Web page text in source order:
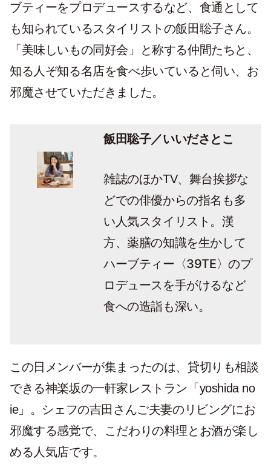
ブティーをプロデュースするなど、食通として
も知られているスタイリストの飯田聡子さん。
「美味しいもの同好会」と称する仲間たちと、
知る人ぞ知る名店を食べ歩いていると伺い、お
邪魔させていただきました。
飯田聡子／いいださとこ
雑誌のほかTV、舞台挨拶な
どでの俳優からの指名も多
い人気スタイリスト。漢
方、薬膳の知識を生かして
ハーブティー 〈39TE〉のプ
ロデュースを手がけるなど
食への造詣も深い。
この日メンバーが集まったのは、貸切りも相談
できる神楽坂の一軒家レストラン「yoshida no
ie」。シェフの吉田さんご夫妻のリビングにお
邪魔する感覚で、こだわりの料理とお酒が楽し
める人気店です。